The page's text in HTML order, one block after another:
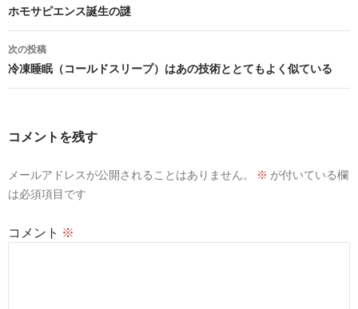
稿
ナ
ビ
ョ
ホモサピエンス誕生の謎
次の投稿
冷凍睡眠（コールドスリープ）はあの技術ととてもよく似ている
コメントを残す
メールアドレスが公開されることはありません。 ※ が付いている欄
は必須項目です
コメント ※